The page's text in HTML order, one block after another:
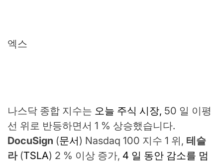
엑스
나스닥 종합 지수는 오늘 주식 시장, 50 일 이평
선 위로 반등하면서 1 % 상승했습니다.
DocuSign (문서) Nasdaq 100 지수 1 위, 테슬
라(TSLA) 2 % 이상 증가, 4 일 동안 감소를 멈